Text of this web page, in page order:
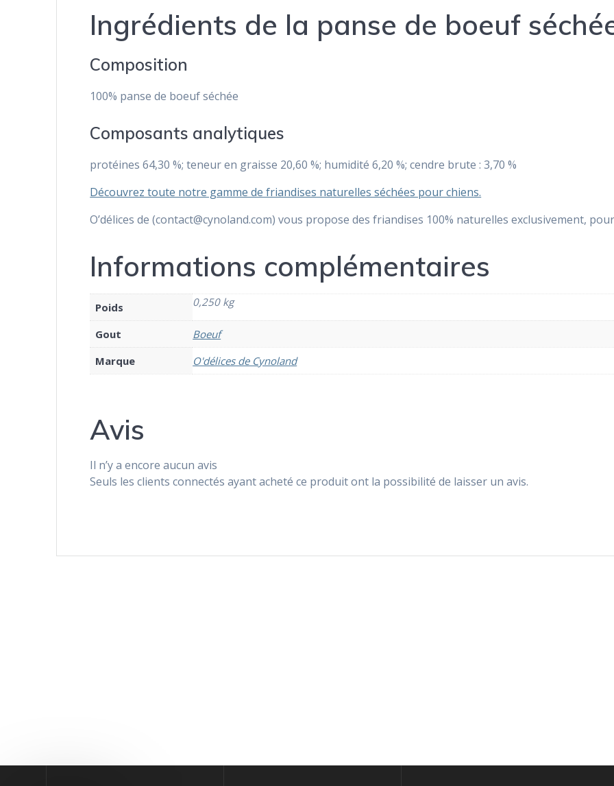
Ingrédients de la panse de boeuf
Composition
100% panse de boeuf séchée
Composants analytiques
protéines 64,30 %; teneur en graisse 20,60 %; humidité 6,20 %; cendre brute : 3,70 %
Découvrez toute notre gamme de friandises naturelles séchées pour chiens.
O’délices de (contact@cynoland.com) vous propose des friandises 100% naturelles exclusivement,
Informations complémentaires
Poids 0,250 kg
Gout
Boeuf
Marque
O'délices de Cynoland
Avis
Il n’y a encore aucun avis
Seuls les clients connectés ayant acheté ce produit ont la possibilité de laisser un avis.